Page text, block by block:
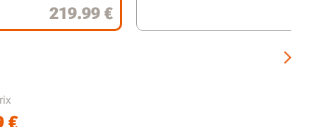
les embouts en toute sécurité
219.99 €
€